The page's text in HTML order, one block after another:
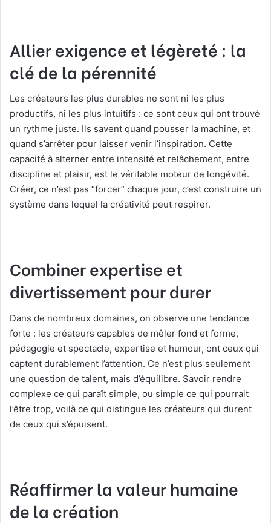
Allier exigence et légèreté : la
clé de la pérennité
Les créateurs les plus durables ne sont ni les plus
productifs, ni les plus intuitifs : ce sont ceux qui ont trouvé
un rythme juste. Ils savent quand pousser la machine, et
quand s’arrêter pour laisser venir l’inspiration. Cette
capacité à alterner entre intensité et relâchement, entre
discipline et plaisir, est le véritable moteur de longévité.
Créer, ce n’est pas “forcer” chaque jour, c’est construire un
système dans lequel la créativité peut respirer.
Combiner expertise et
divertissement pour durer
Dans de nombreux domaines, on observe une tendance
forte : les créateurs capables de mêler fond et forme,
pédagogie et spectacle, expertise et humour, ont ceux qui
captent durablement l’attention. Ce n’est plus seulement
une question de talent, mais d’équilibre. Savoir rendre
complexe ce qui paraît simple, ou simple ce qui pourrait
l’être trop, voilà ce qui distingue les créateurs qui durent
de ceux qui s’épuisent.
Réaffirmer la valeur humaine
de la création